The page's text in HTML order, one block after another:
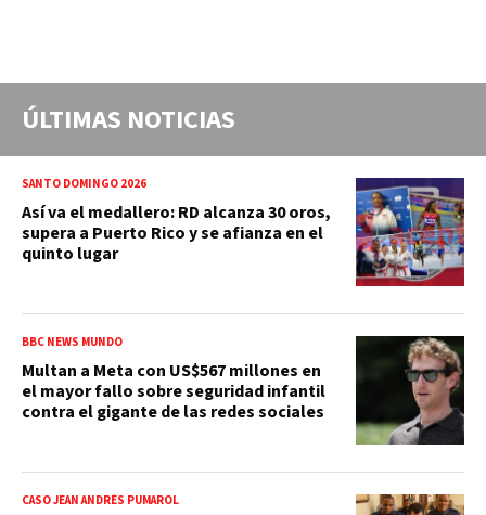
ÚLTIMAS NOTICIAS
SANTO DOMINGO 2026
Así va el medallero: RD alcanza 30 oros,
supera a Puerto Rico y se afianza en el
quinto lugar
BBC NEWS MUNDO
Multan a Meta con US$567 millones en
el mayor fallo sobre seguridad infantil
contra el gigante de las redes sociales
CASO JEAN ANDRÉS PUMAROL